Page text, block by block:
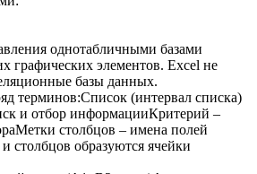
однотабличными базами
графических элементов. Excel не
базы данных.
терминов:Список (интервал списка)
и отбор информацииКритерий –
столбцов – имена полей
столбцов образуются ячейки